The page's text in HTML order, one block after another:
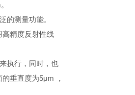
的测量功能。
高精度反射性线
执行，同时，也
垂直度为5μm ，